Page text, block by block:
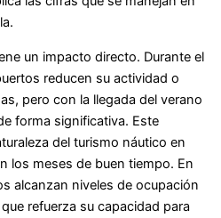
un impacto directo. Durante el
reducen su actividad o
pero con la llegada del verano
forma significativa. Este
del turismo náutico en
los meses de buen tiempo. En
alcanzan niveles de ocupación
refuerza su capacidad para